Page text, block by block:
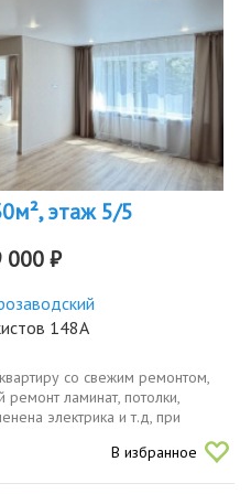
этаж 5/5
000 ₽
148А
со свежим ремонтом,
ламинат, потолки,
электрика и т.д, при
новый гарнитур со всеми
В избранное